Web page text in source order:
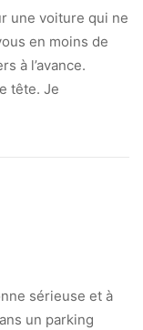
une voiture qui ne
en moins de
à l’avance.
tête. Je
sérieuse et à
un parking